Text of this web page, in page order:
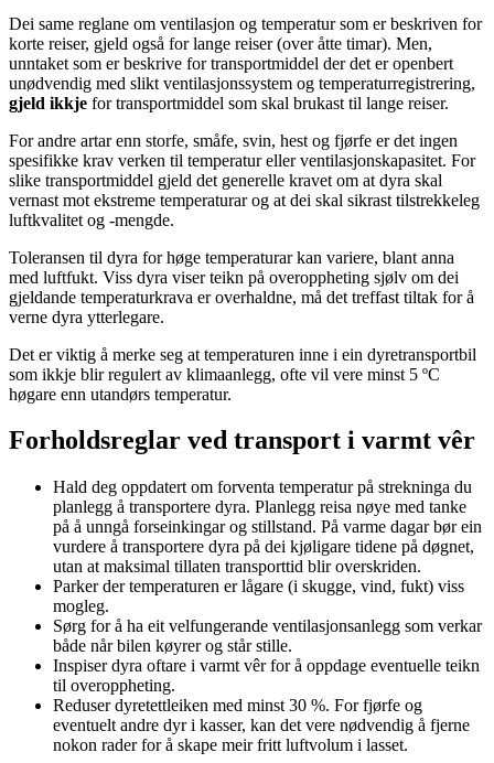
Dei same reglane om ventilasjon og temperatur som er beskriven for
korte reiser, gjeld også for lange reiser (over åtte timar). Men,
unntaket som er beskrive for transportmiddel der det er openbert
unødvendig med slikt ventilasjonssystem og temperaturregistrering,
gjeld ikkje for transportmiddel som skal brukast til lange reiser.
For andre artar enn storfe, småfe, svin, hest og fjørfe er det ingen
spesifikke krav verken til temperatur eller ventilasjonskapasitet. For
slike transportmiddel gjeld det generelle kravet om at dyra skal
vernast mot ekstreme temperaturar og at dei skal sikrast tilstrekkeleg
luftkvalitet og -mengde.
Toleransen til dyra for høge temperaturar kan variere, blant anna
med luftfukt. Viss dyra viser teikn på overoppheting sjølv om dei
gjeldande temperaturkrava er overhaldne, må det treffast tiltak for å
verne dyra ytterlegare.
Det er viktig å merke seg at temperaturen inne i ein dyretransportbil
som ikkje blir regulert av klimaanlegg, ofte vil vere minst 5 ºC
høgare enn utandørs temperatur.
Forholdsreglar ved transport i varmt vêr
Hald deg oppdatert om forventa temperatur på strekninga du
planlegg å transportere dyra. Planlegg reisa nøye med tanke
på å unngå forseinkingar og stillstand. På varme dagar bør ein
vurdere å transportere dyra på dei kjøligare tidene på døgnet,
utan at maksimal tillaten transporttid blir overskriden.
Parker der temperaturen er lågare (i skugge, vind, fukt) viss
mogleg.
Sørg for å ha eit velfungerande ventilasjonsanlegg som verkar
både når bilen køyrer og står stille.
Inspiser dyra oftare i varmt vêr for å oppdage eventuelle teikn
til overoppheting.
Reduser dyretettleiken med minst 30 %. For fjørfe og
eventuelt andre dyr i kasser, kan det vere nødvendig å fjerne
nokon rader for å skape meir fritt luftvolum i lasset.